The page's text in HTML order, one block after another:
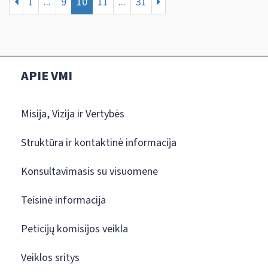
APIE VMI
Misija, Vizija ir Vertybės
Struktūra ir kontaktinė informacija
Konsultavimasis su visuomene
Teisinė informacija
Peticijų komisijos veikla
Veiklos sritys